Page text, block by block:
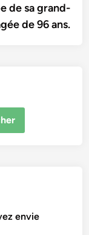
de sa grand-
de 96 ans.
envie